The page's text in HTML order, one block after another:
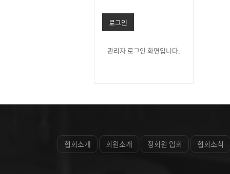
로그인
관리자 로그인 화면입니다.
협회소개 회원소개 정회원 입회 협회소식